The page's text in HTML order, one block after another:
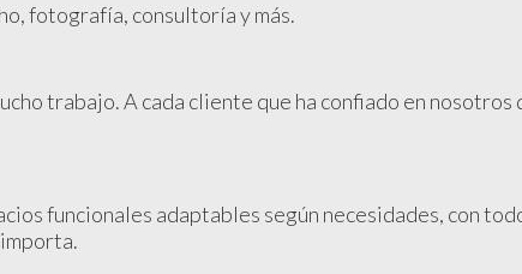
fotografía, consultoría y más.
trabajo. A cada cliente que ha confiado en nosotros
funcionales adaptables según necesidades, con